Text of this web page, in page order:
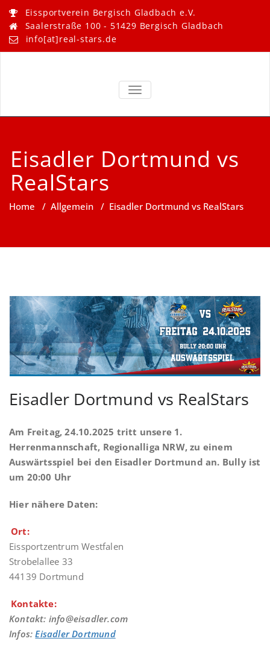
content
Eissportverein Bergisch Gladbach e.V.
Saalerstraße 100 - 51429 Bergisch Gladbach
info[at]real-stars.de
Real Stars –
TOGGLE NAVIGATION
Eisadler Dortmund vs
RealStars
Home / Allgemein / Eisadler Dortmund vs RealStars
Eisadler Dortmund vs RealStars
Am Freitag, 24.10.2025 tritt unsere 1.
Herrenmannschaft, Regionalliga NRW, zu einem
Auswärtsspiel bei den Eisadler Dortmund an. Bully ist
um 20:00 Uhr
Hier nähere Daten:
Ort:
Eissportzentrum Westfalen
Strobelallee 33
44139 Dortmund
Kontakte:
Kontakt: info@eisadler.com
Infos:Eisadler Dortmund